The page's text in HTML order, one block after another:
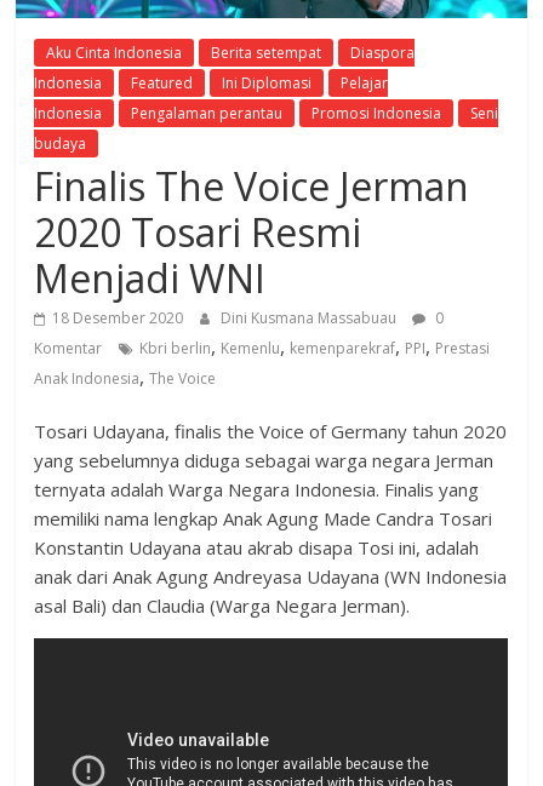
Aku Cinta Indonesia Berita setempat
Diaspora
Indonesia
Featured Ini Diplomasi
Pelajar
Indonesia
Pengalaman perantau Promosi Indonesia
Seni
budaya
Finalis The Voice Jerman
2020 Tosari Resmi
Menjadi WNI
18 Desember 2020 Dini Kusmana Massabuau
0
Komentar
Kbri berlin, Kemenlu, kemenparekraf, PPI, Prestasi
Anak Indonesia,The Voice
Tosari Udayana, finalis the Voice of Germany tahun 2020
yang sebelumnya diduga sebagai warga negara Jerman
ternyata adalah Warga Negara Indonesia. Finalis yang
memiliki nama lengkap Anak Agung Made Candra Tosari
Konstantin Udayana atau akrab disapa Tosi ini, adalah
anak dari Anak Agung Andreyasa Udayana (WN Indonesia
asal Bali) dan Claudia (Warga Negara Jerman).